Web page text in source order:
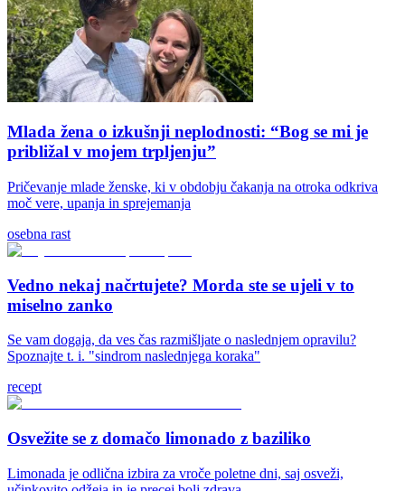
Mlada žena o izkušnji neplodnosti: “Bog se mi je
približal v mojem trpljenju”
Pričevanje mlade ženske, ki v obdobju čakanja na otroka odkriva
moč vere, upanja in sprejemanja
osebna rast
Vedno nekaj načrtujete? Morda ste se ujeli v to
miselno zanko
Se vam dogaja, da ves čas razmišljate o naslednjem opravilu?
Spoznajte t. i. "sindrom naslednjega koraka"
recept
Osvežite se z domačo limonado z baziliko
Limonada je odlična izbira za vroče poletne dni, saj osveži,